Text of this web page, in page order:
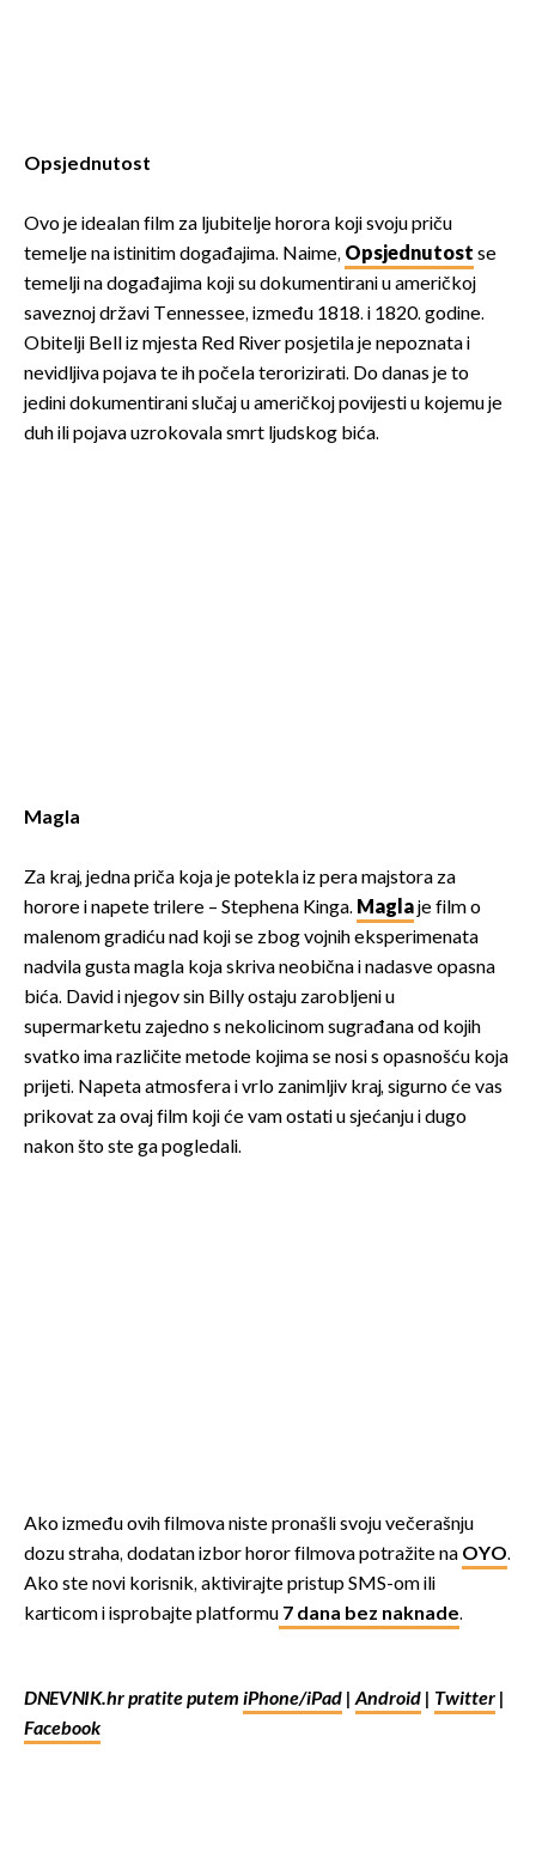
Opsjednutost
Ovo je idealan film za ljubitelje horora koji svoju priču
temelje na istinitim događajima. Naime, Opsjednutost se
temelji na događajima koji su dokumentirani u američkoj
saveznoj državi Tennessee, između 1818. i 1820. godine.
Obitelji Bell iz mjesta Red River posjetila je nepoznata i
nevidljiva pojava te ih počela terorizirati. Do danas je to
jedini dokumentirani slučaj u američkoj povijesti u kojemu je
duh ili pojava uzrokovala smrt ljudskog bića.
Magla
Za kraj, jedna priča koja je potekla iz pera majstora za
horore i napete trilere – Stephena Kinga. Maglaje film o
malenom gradiću nad koji se zbog vojnih eksperimenata
nadvila gusta magla koja skriva neobična i nadasve opasna
bića. David i njegov sin Billy ostaju zarobljeni u
supermarketu zajedno s nekolicinom sugrađana od kojih
svatko ima različite metode kojima se nosi s opasnošću koja
prijeti. Napeta atmosfera i vrlo zanimljiv kraj, sigurno će vas
prikovat za ovaj film koji će vam ostati u sjećanju i dugo
nakon što ste ga pogledali.
Ako između ovih filmova niste pronašli svoju večerašnju
dozu straha, dodatan izbor horor filmova potražite na OYO.
Ako ste novi korisnik, aktivirajte pristup SMS-om ili
karticom i isprobajte platformu 7 dana bez naknade.
DNEVNIK.hr pratite putem iPhone/iPad |Android | Twitter |
Facebook